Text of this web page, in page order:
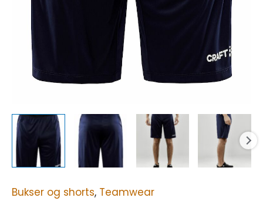
Bukser og shorts, Teamwear